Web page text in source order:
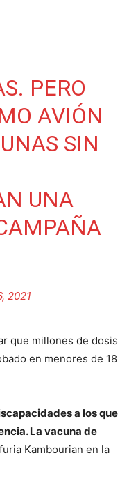
PERO
AVIÓN
SIN
UNA
2021
que millones de dosis
en menores de 18
a los que
La vacuna de
Kambourian en la